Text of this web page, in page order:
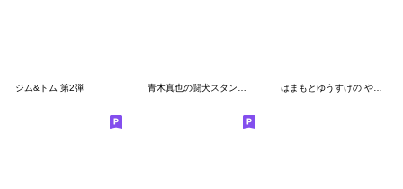
ジム&トム 第2弾 青木真也の闘犬スタンプ "格闘技闘犬場" はまもとゆうすけの やさしい猫たち